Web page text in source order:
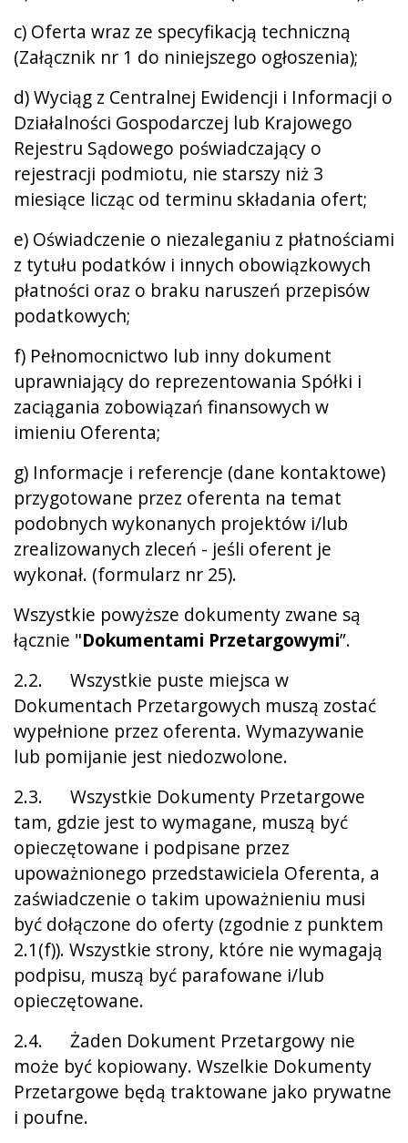
c) Oferta wraz ze specyfikacją techniczną
(Załącznik nr 1 do niniejszego ogłoszenia);
d) Wyciąg z Centralnej Ewidencji i Informacji o
Działalności Gospodarczej lub Krajowego
Rejestru Sądowego poświadczający o
rejestracji podmiotu, nie starszy niż 3
miesiące licząc od terminu składania ofert;
e) Oświadczenie o niezaleganiu z płatnościami
z tytułu podatków i innych obowiązkowych
płatności oraz o braku naruszeń przepisów
podatkowych;
f) Pełnomocnictwo lub inny dokument
uprawniający do reprezentowania Spółki i
zaciągania zobowiązań finansowych w
imieniu Oferenta;
g) Informacje i referencje (dane kontaktowe)
przygotowane przez oferenta na temat
podobnych wykonanych projektów i/lub
zrealizowanych zleceń - jeśli oferent je
wykonał. (formularz nr 25).
Wszystkie powyższe dokumenty zwane są
łącznie "Dokumentami Przetargowymi”.
2.2. Wszystkie puste miejsca w
Dokumentach Przetargowych muszą zostać
wypełnione przez oferenta. Wymazywanie
lub pomijanie jest niedozwolone.
2.3. Wszystkie Dokumenty Przetargowe
tam, gdzie jest to wymagane, muszą być
opieczętowane i podpisane przez
upoważnionego przedstawiciela Oferenta, a
zaświadczenie o takim upoważnieniu musi
być dołączone do oferty (zgodnie z punktem
2.1(f)). Wszystkie strony, które nie wymagają
podpisu, muszą być parafowane i/lub
opieczętowane.
2.4. Żaden Dokument Przetargowy nie
może być kopiowany. Wszelkie Dokumenty
Przetargowe będą traktowane jako prywatne
i poufne.